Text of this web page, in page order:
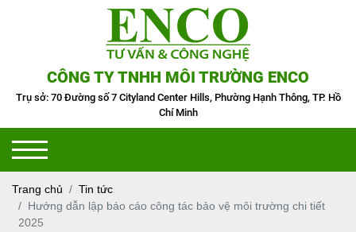
CÔNG TY TNHH MÔI TRƯỜNG ENCO
Trụ sở: 70 Đường số 7 Cityland Center Hills, Phường Hạnh Thông, TP. Hồ
Chí Minh
Trang chủ
Tin tức
Hướng dẫn lập báo cáo công tác bảo vệ môi trường chi tiết
2025